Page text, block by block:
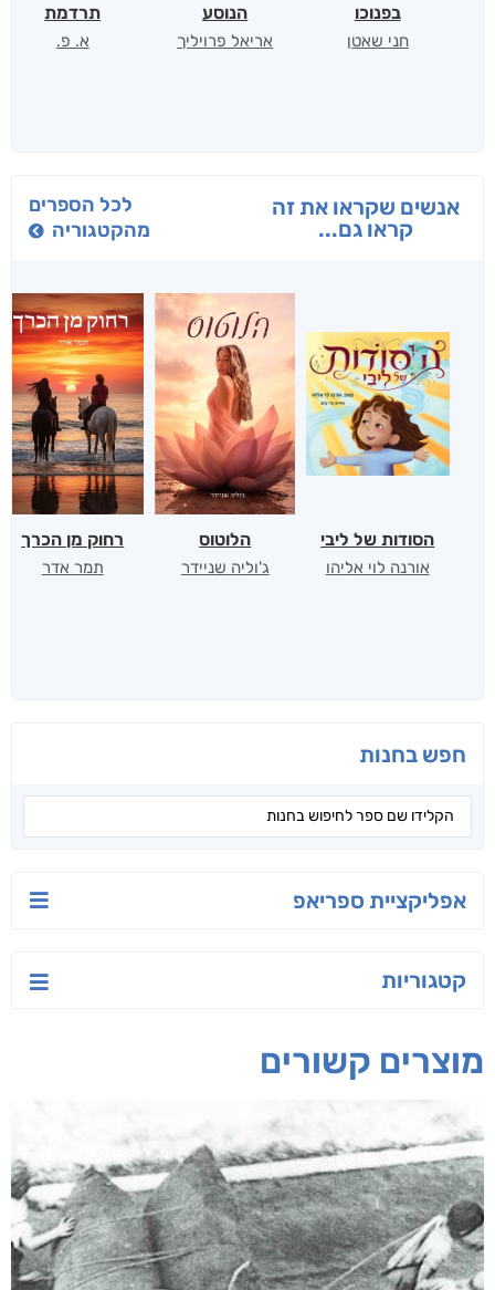
חפש בחנות
אפליקציית ספריאפ
קטגוריות
בפנוכו
חני שאטן
הנוסע
אריאל פרויליך
תרדמת
א. פ.
אנשים שקראו את זה
קראו גם...
לכל הספרים
מהקטגוריה
הסודות של ליבי
אורנה לוי אליהו
הלוטוס
ג'וליה שניידר
רחוק מן הכרך
תמר אדר
מוצרים קשורים